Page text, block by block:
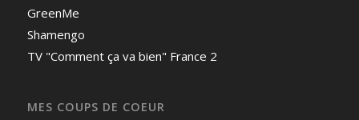
GreenMe
Shamengo
TV "Comment ça va bien" France 2
MES COUPS DE COEUR